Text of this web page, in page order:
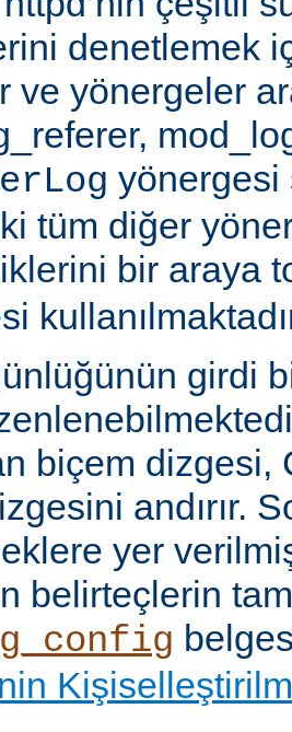
denetlemek
ve yönergeler
yönergesi
tüm diğer
bir araya
girdi
biçem dizgesi,
andırır.
yer
belirteçlerin